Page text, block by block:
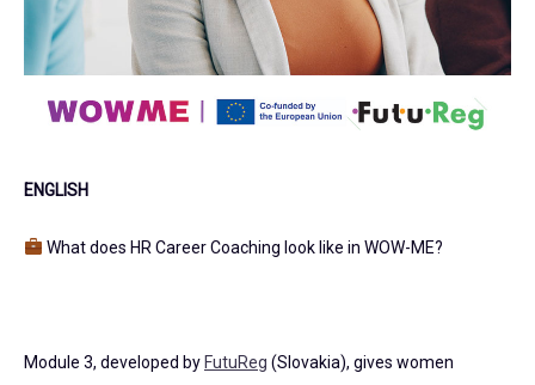
ENGLISH
What does HR Career Coaching look like in WOW-ME?
Module 3, developed by FutuReg (Slovakia), gives women